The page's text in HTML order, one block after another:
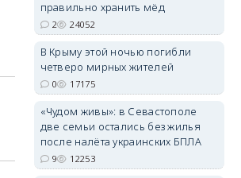
правильно хранить мёд
2 24052
В Крыму этой ночью погибли
четверо мирных жителей
0 17175
«Чудом живы»: в Севастополе
две семьи остались без жилья
после налёта украинских БПЛА
9 12253